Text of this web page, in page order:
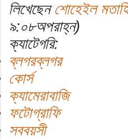
লিখেছেনশোহেইল
৯:০৮অপরাহ্ন)
ক্যাটেগরি:
ব্লগরব্লগর
কোর্স
ক্যামেরাবাজি
ফটোগ্রাফি
সববয়সী